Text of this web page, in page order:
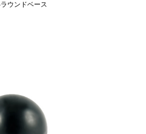
ウンドベース